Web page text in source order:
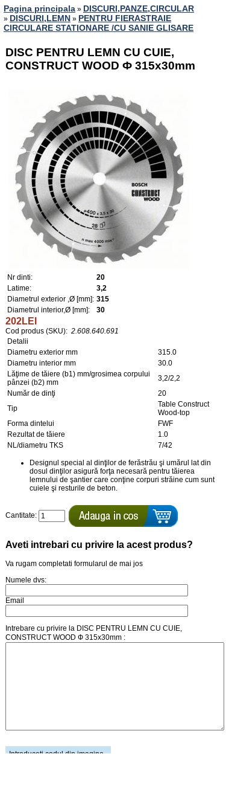
Pagina principala » DISCURI,PANZE,CIRCULAR
» DISCURI,LEMN » PENTRU FIERASTRAIE
CIRCULARE STATIONARE /CU SANIE GLISARE
DISC PENTRU LEMN CU CUIE,
CONSTRUCT WOOD Ф 315x30mm
Nr dinti:
20
Latime:
3,2
Diametrul exterior ,Ø [mm]: 315
Diametrul interior,Ø [mm]:
30
202LEI
Cod produs (SKU): 2.608.640.691
Detalii
Diametru exterior mm
315.0
Diametru interior mm
30.0
Lăţime de tăiere (b1) mm/grosimea corpului
pânzei (b2) mm
3,2/2,2
Număr de dinţi
20
Tip
Table Construct
Wood-top
Forma dintelui
FWF
Rezultat de tăiere
1.0
NL/diametru TKS
7/42
Designul special al dinţilor de ferăstrău şi umărul lat din
dosul dinţilor asigură forţa necesară pentru tăierea
lemnului de şantier care conţine corpuri străine cum sunt
cuiele şi resturile de beton.
Cantitate:
Aveti intrebari cu privire la acest produs?
Va rugam completati formularul de mai jos
Numele dvs:
Email
Intrebare cu privire la DISC PENTRU LEMN CU CUIE,
CONSTRUCT WOOD Ф 315x30mm :
Introduceti codul din imagine